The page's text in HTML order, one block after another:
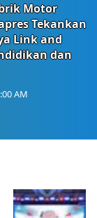
Motor
Tekankan
Link and
dan
AM